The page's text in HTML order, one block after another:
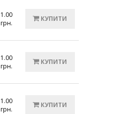
1.00
грн.
КУПИТИ
1.00
грн.
КУПИТИ
1.00
грн.
КУПИТИ